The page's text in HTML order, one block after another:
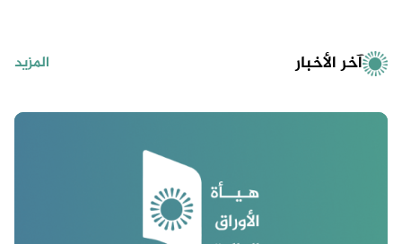
آخر الأخبار المزيد